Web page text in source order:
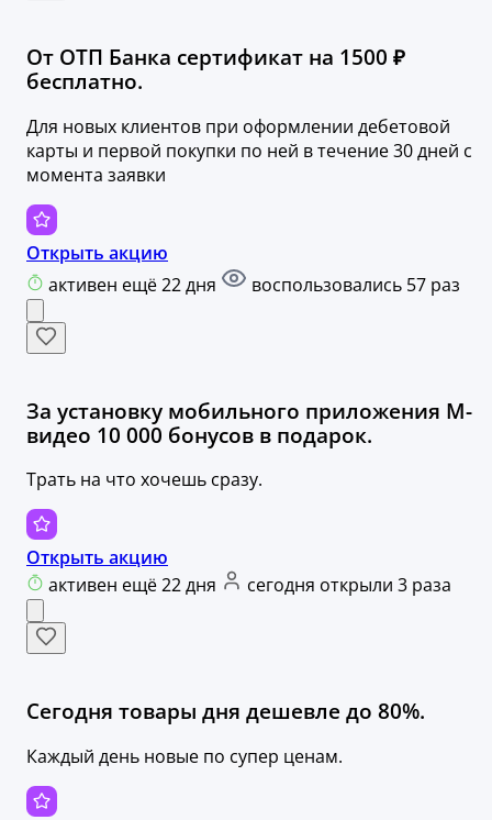
От ОТП Банка сертификат на 1500 ₽
бесплатно.
Для новых клиентов при оформлении дебетовой
карты и первой покупки по ней в течение 30 дней с
момента заявки
Открыть акцию
активен ещё 22 дня
воспользовались 57 раз
За установку мобильного приложения М-
видео 10 000 бонусов в подарок.
Трать на что хочешь сразу.
Открыть акцию
активен ещё 22 дня
сегодня открыли 3 раза
Сегодня товары дня дешевле до 80%.
Каждый день новые по супер ценам.